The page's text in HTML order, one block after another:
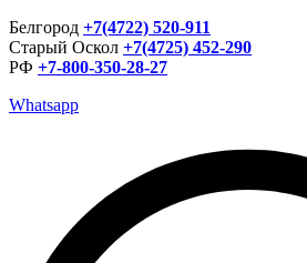
Белгород +7(4722) 520-911
Старый Оскол +7(4725) 452-290
РФ +7-800-350-28-27
Whatsapp